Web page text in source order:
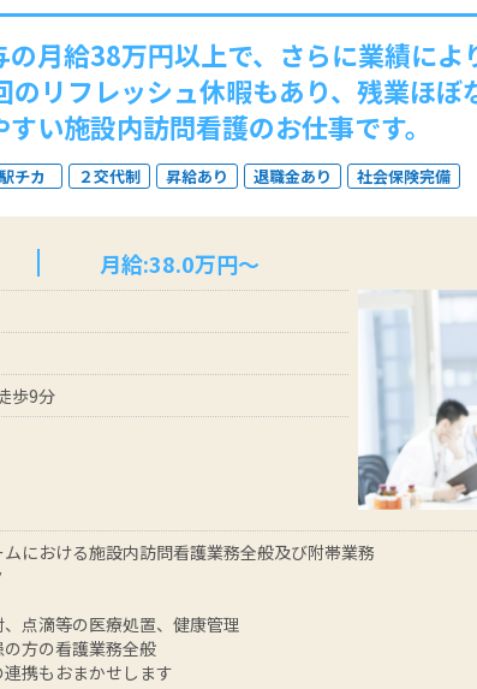
の月給38万円以上で、さらに業績に
のリフレッシュ休暇もあり、残業ほぼ
い施設内訪問看護のお仕事です。
駅チカ ２交代制 昇給あり 退職金あり 社会保険完備
月給:38.0万円～
歩9分
における施設内訪問看護業務全般及び附帯業務
、点滴等の医療処置、健康管理
の方の看護業務全般
携もおまかせします